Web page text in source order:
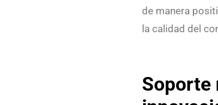
de manera
la calidad del
Soporte